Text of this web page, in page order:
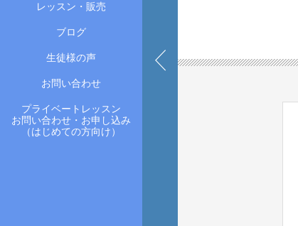
レッスン・販売
ブログ
生徒様の声
お問い合わせ
プライベートレッスン
お問い合わせ・お申し込み
（はじめての方向け）